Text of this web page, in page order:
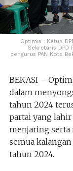
Optimis : Ketua
Sekretaris DPD
pengurus PAN Kota
BEKASI –
dalam
tahun 2024
partai yang
menjaring serta
semua
tahun 2024.